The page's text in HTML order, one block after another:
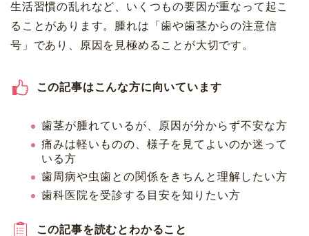
生活習慣の乱れなど、いくつもの要因が重なって起こ
ることがあります。腫れは「歯や歯茎からの注意信
号」であり、原因を見極めることが大切です。
この記事はこんな方に向いています
歯茎が腫れているが、原因が分からず不安な方
痛みは軽いものの、様子を見てよいのか迷って
いる方
歯周病や虫歯との関係をきちんと理解したい方
歯科医院を受診する目安を知りたい方
この記事を読むとわかること